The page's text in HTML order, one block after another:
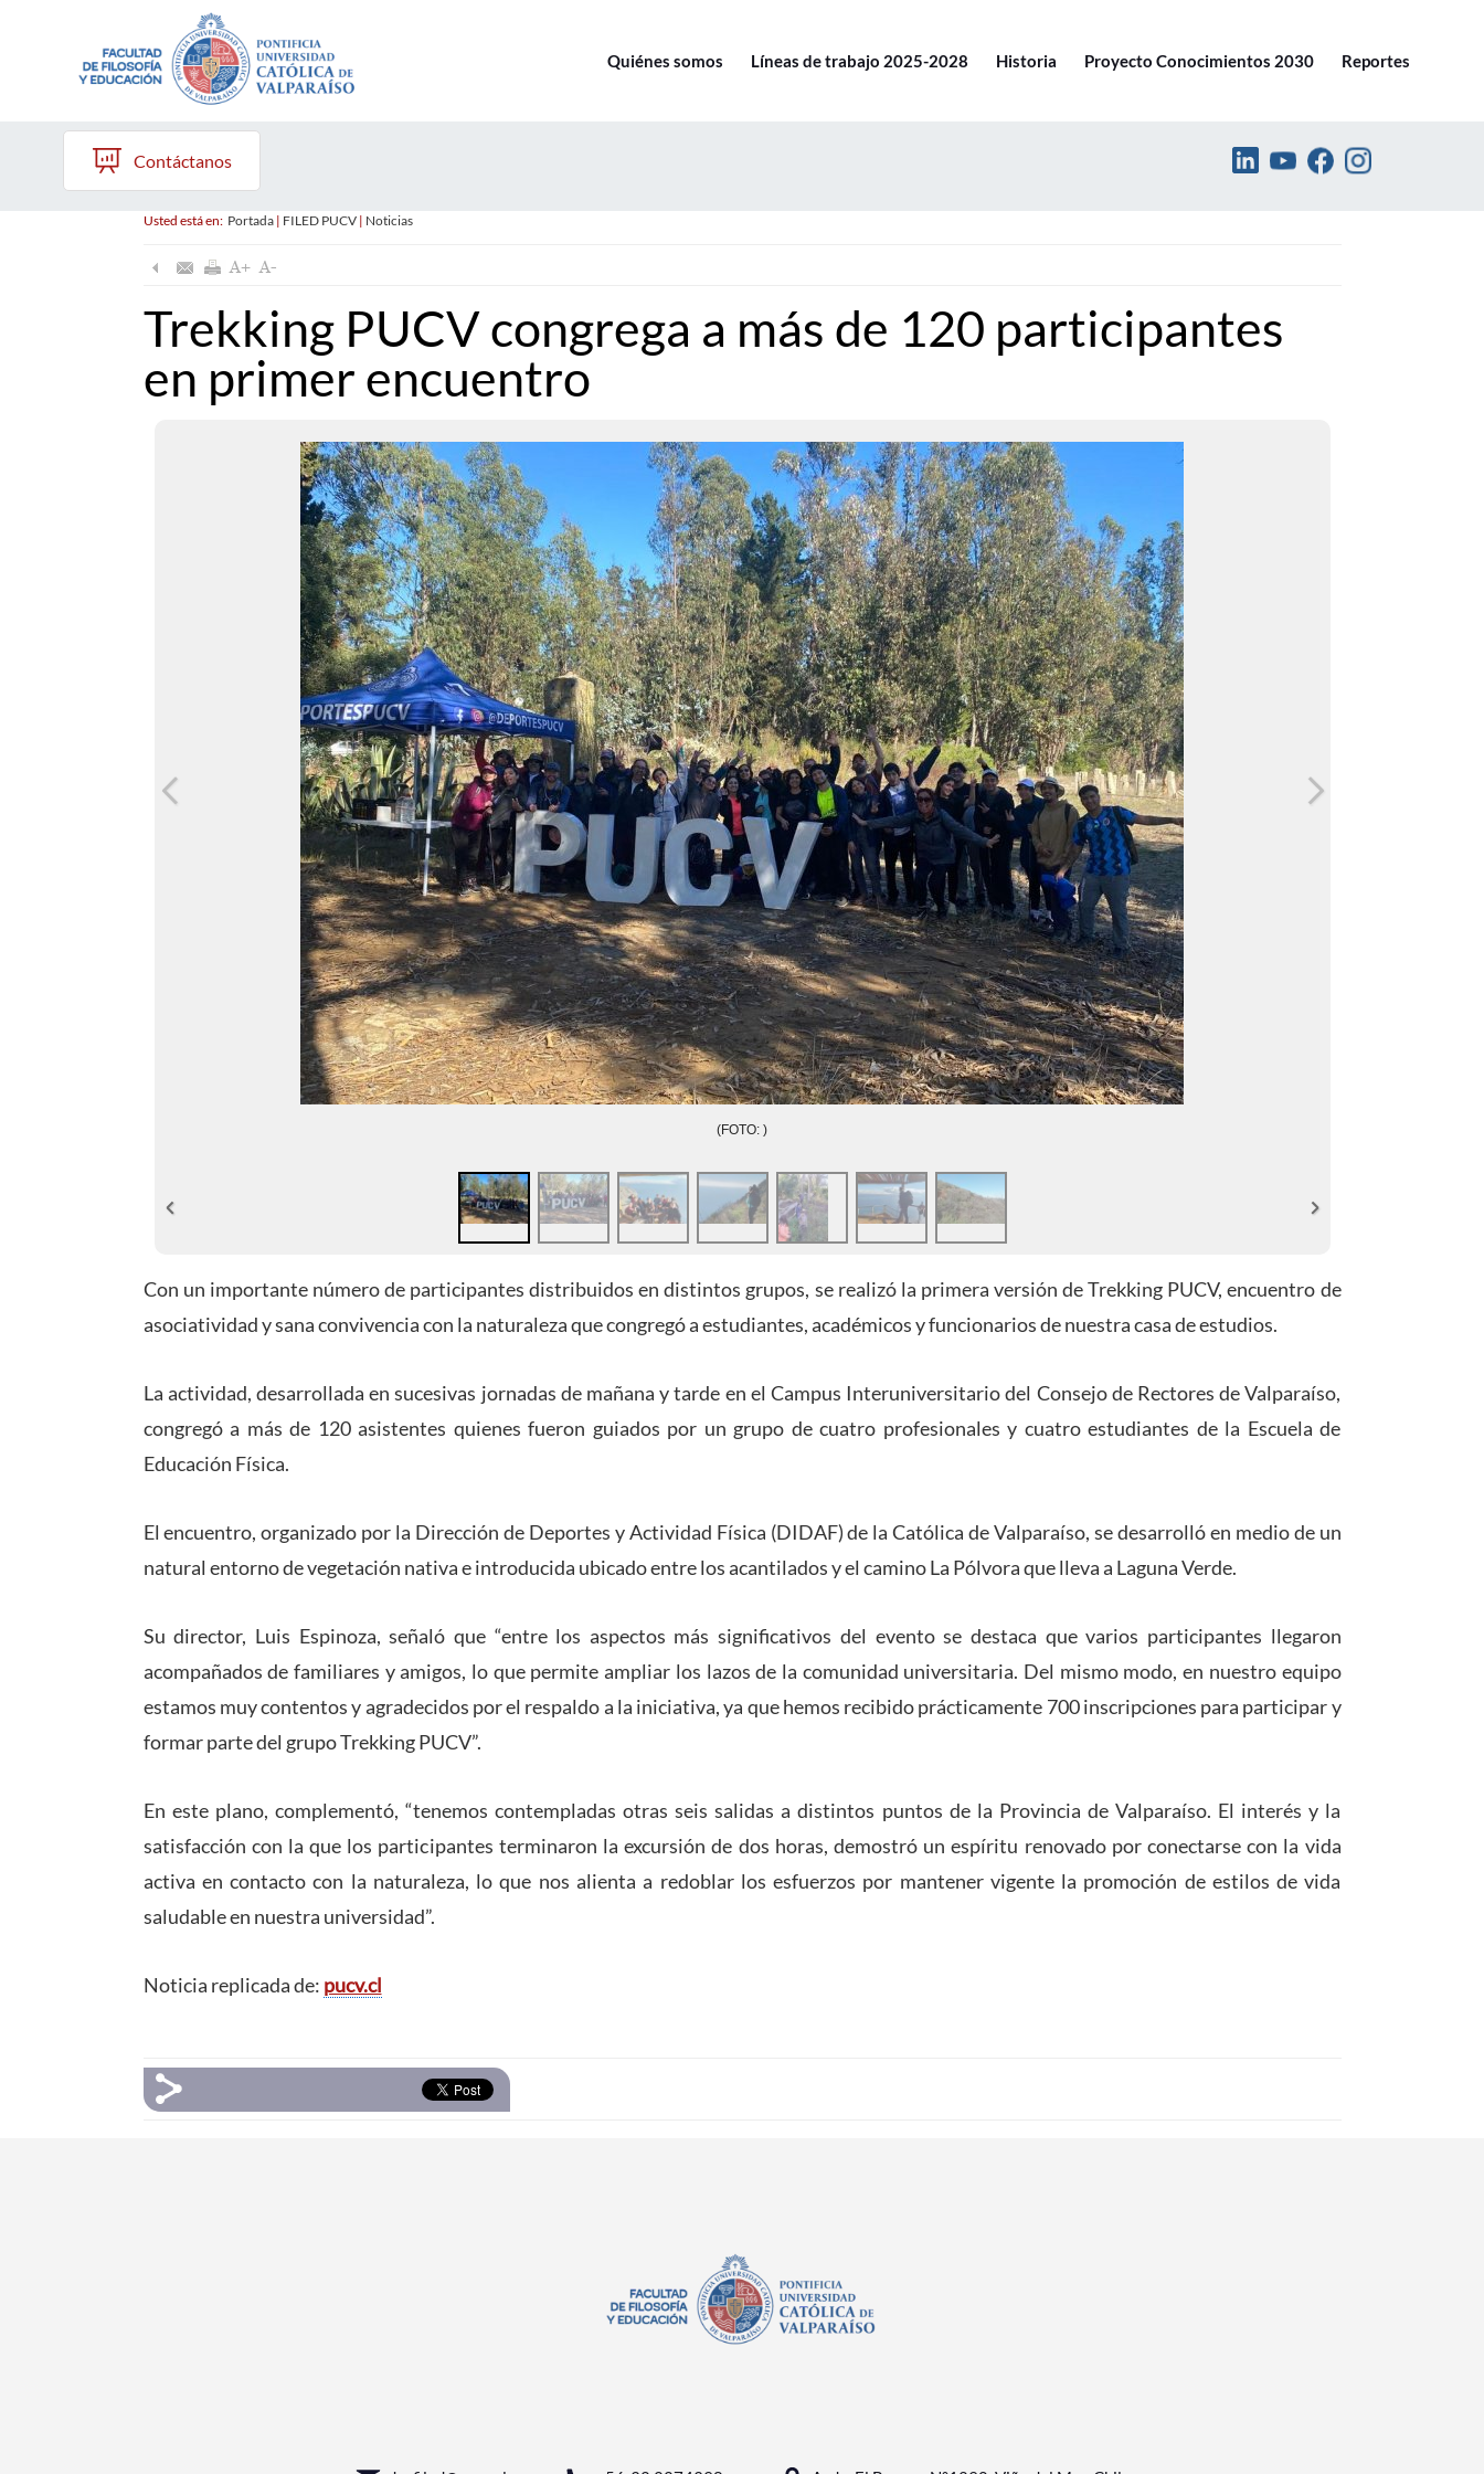
Quiénes somos Líneas de trabajo 2025-2028 Historia Proyecto Conocimientos 2030 Reportes
Contáctanos
Usted está en: Portada| FILED PUCV| Noticias
Trekking PUCV congrega a más de 120 participantes
en primer encuentro
(FOTO: )
Con un importante número de participantes distribuidos en distintos grupos, se realizó la primera versión de Trekking PUCV, encuentro de
asociatividad y sana convivencia con la naturaleza que congregó a estudiantes, académicos y funcionarios de nuestra casa de estudios.
La actividad, desarrollada en sucesivas jornadas de mañana y tarde en el Campus Interuniversitario del Consejo de Rectores de Valparaíso,
congregó a más de 120 asistentes quienes fueron guiados por un grupo de cuatro profesionales y cuatro estudiantes de la Escuela de
Educación Física.
El encuentro, organizado por la Dirección de Deportes y Actividad Física (DIDAF) de la Católica de Valparaíso, se desarrolló en medio de un
natural entorno de vegetación nativa e introducida ubicado entre los acantilados y el camino La Pólvora que lleva a Laguna Verde.
Su director, Luis Espinoza, señaló que “entre los aspectos más significativos del evento se destaca que varios participantes llegaron
acompañados de familiares y amigos, lo que permite ampliar los lazos de la comunidad universitaria. Del mismo modo, en nuestro equipo
estamos muy contentos y agradecidos por el respaldo a la iniciativa, ya que hemos recibido prácticamente 700 inscripciones para participar y
formar parte del grupo Trekking PUCV”.
En este plano, complementó, “tenemos contempladas otras seis salidas a distintos puntos de la Provincia de Valparaíso. El interés y la
satisfacción con la que los participantes terminaron la excursión de dos horas, demostró un espíritu renovado por conectarse con la vida
activa en contacto con la naturaleza, lo que nos alienta a redoblar los esfuerzos por mantener vigente la promoción de estilos de vida
saludable en nuestra universidad”.
Noticia replicada de: pucv.cl